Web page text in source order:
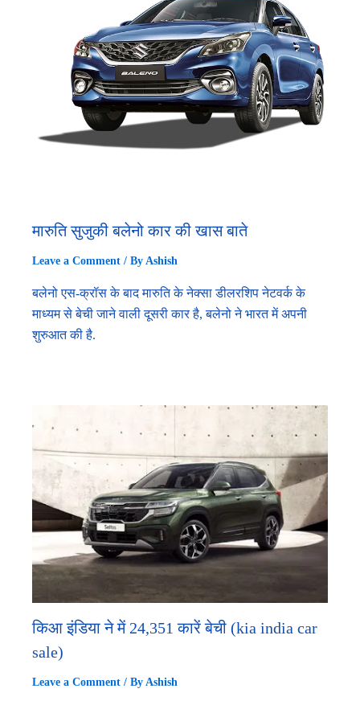
मारुति सुजुकी बलेनो कार की खास बाते
Leave a Comment / By Ashish
बलेनो एस-क्रॉस के बाद मारुति के नेक्सा डीलरशिप नेटवर्क के
माध्यम से बेची जाने वाली दूसरी कार है, बलेनो ने भारत में अपनी
शुरुआत की है.
किआ इंडिया ने में 24,351 कारें बेची (kia india car
sale)
Leave a Comment / By Ashish